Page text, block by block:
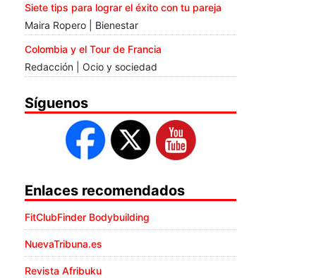
Siete tips para lograr el éxito con tu pareja
Maira Ropero | Bienestar
Colombia y el Tour de Francia
Redacción | Ocio y sociedad
Síguenos
Enlaces recomendados
FitClubFinder Bodybuilding
NuevaTribuna.es
Revista Afribuku